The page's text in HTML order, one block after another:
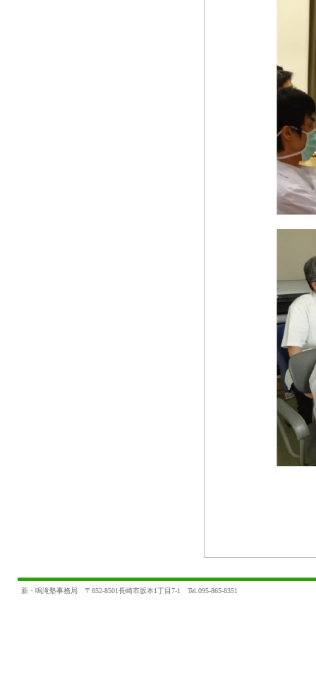
新・鳴滝塾事務局 〒852-8501長崎市坂本1丁目7-1 Tel.095-865-8351